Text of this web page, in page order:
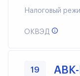
Налоговый
ОКВЭД
19